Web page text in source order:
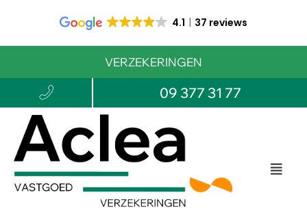
4.1 37 reviews
VERZEKERINGEN
09 377 31 77